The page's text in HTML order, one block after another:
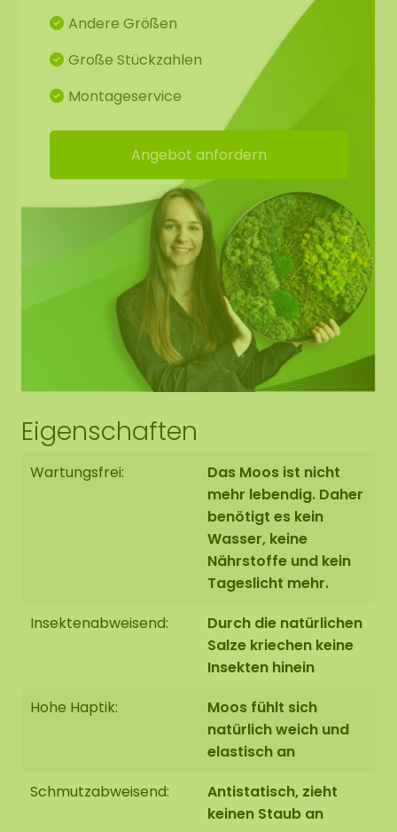
cm. Die Uhr wird mit einer Batterie geliefert. Wenn
Sie 3 Kreise und die Uhr bestellen, verarbeiten wir
die Uhr standardmäßig im Mooszirkel mit einem
Durchmesser von 60 cm.
Mit einem runden Moosbild wird ein schlichtes
Interieur aufgelockert. Wussten Sie, dass unsere
runden Mooszirkel mit Stahlrand auch in einem
industriellen Interieur gut aussehen? Das weiche,
natürliche Aussehen des Mooses ist eine
wunderbare Ergänzung zu den häufig
verwendeten "harten" Materialien wie Beton, Stahl
Die Mooszirkel schaffen eine einzigartige grüne
Atmosphäre, die sich perfekt für den Einsatz in
(Wohn-)Küchen/Empfangsbereichen/Büros oder
über dem Sofa in Ihrem Zuhause eignet.
Eigenschaften des
Das verwendete Moos ist ein 100%iges
Naturprodukt und erfordert 0% Pflege. Zu seinen
Eigenschaften und Vorteilen gehören: hohe
(imprägniert), sehr farbecht, kein Tageslicht
erforderlich, schmutzabweisend (antistatisch) und
da das Moos nicht mehr lebt, benötigt es keine
Mooskreationen sind wunderschön, fühlen sich
weich an und haben eine große Anziehungskraft.
Unsere Moose sind von höchster Qualität und
Jahre).
Andere Größen
Große Stückzahlen
Montageservice
Angebot anfordern
Eigenschaften
Wartungsfrei:
Das Moos ist nicht
mehr lebendig. Daher
benötigt es kein
Wasser, keine
Nährstoffe und kein
Tageslicht mehr.
Insektenabweisend:
Durch die natürlichen
Salze kriechen keine
Insekten hinein
Hohe Haptik:
Moos fühlt sich
natürlich weich und
elastisch an
Schmutzabweisend:
Antistatisch, zieht
keinen Staub an